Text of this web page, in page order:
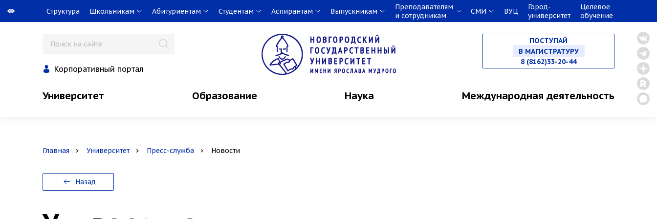
Структура Школьникам Абитуриентам Студентам Аспирантам Выпускникам
Преподавателям
и сотрудникам
СМИ ВУЦ
Город-
университет
Целевое
обучение
Корпоративный портал
ПОСТУПАЙ
НА СПЕЦИАЛИТЕТ
В МАГИСТРАТУРУ
8 (8162)33-20-44
Университет Образование Наука Международная деятельность
Главная Университет Пресс-служба Новости
Назад